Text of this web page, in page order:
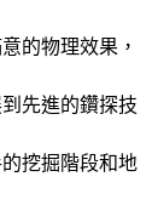
的物理效果，
先進的鑽探技
挖掘階段和地